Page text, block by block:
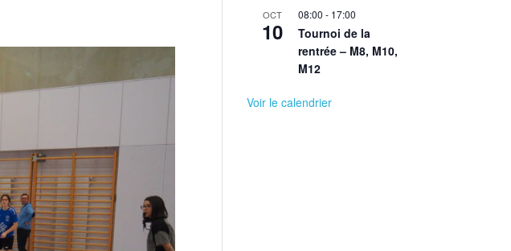
OCT
10
08:00 - 17:00
Tournoi de la
rentrée – M8, M10,
M12
Voir le calendrier